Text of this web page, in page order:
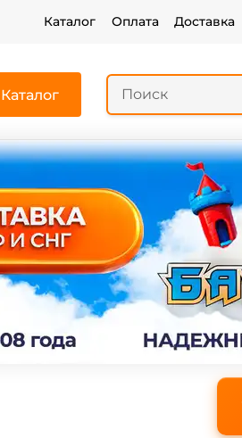
Каталог Оплата Доставка
Каталог